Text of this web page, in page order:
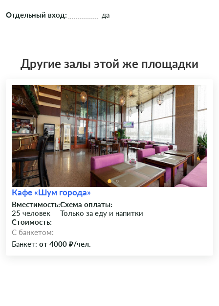
Отдельный вход: да
Другие залы этой же площадки
Кафе «Шум города»
Вместимость:
25 человек
Схема оплаты:
Только за еду и напитки
Стоимость:
C банкетом:
Банкет: от 4000 ₽/чел.